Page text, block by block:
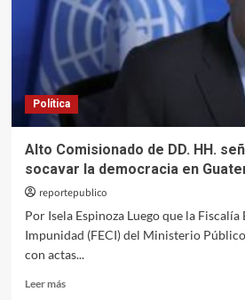
Política
Alto Comisionado de DD. HH.
socavar la democracia en
reportepublico
Por Isela Espinoza Luego que la
Impunidad (FECI) del Ministerio
con actas...
Leer másLeer